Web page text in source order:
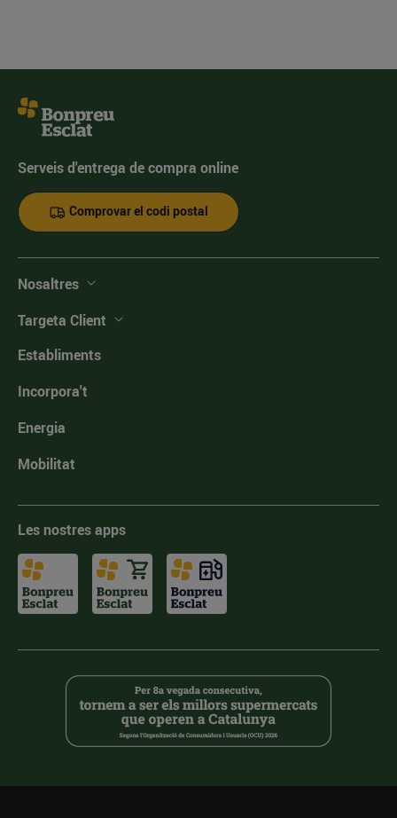
Serveis d'entrega de compra online
Comprovar el codi postal
Nosaltres
Targeta Client
Establiments
Incorpora't
Energia
Mobilitat
Les nostres apps